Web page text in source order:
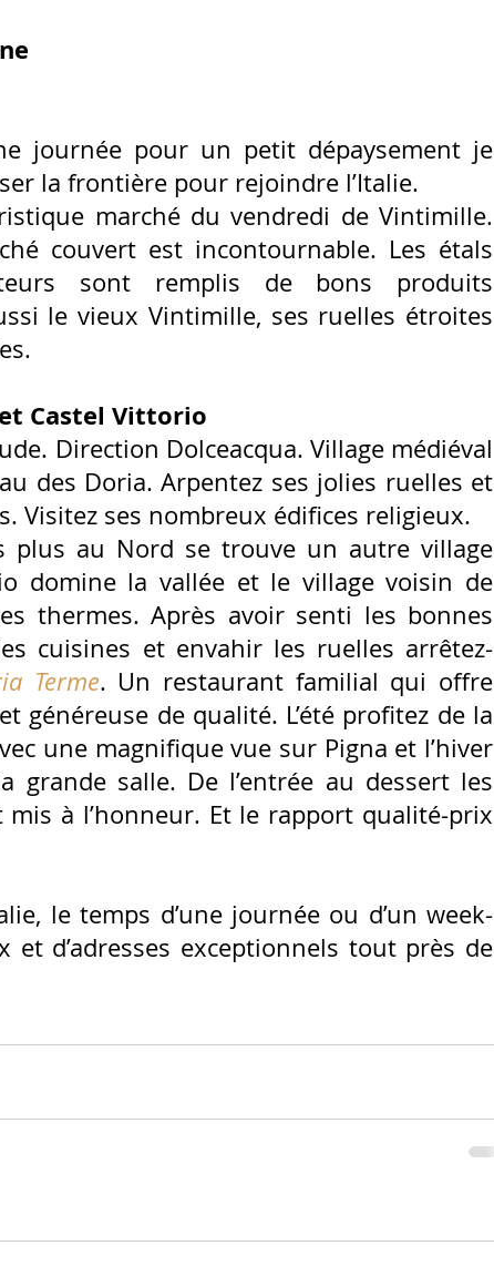
journée pour un petit dépaysement je
la frontière pour rejoindre l’Italie.
marché du vendredi de Vintimille.
couvert est incontournable. Les étals
sont remplis de bons produits
le vieux Vintimille, ses ruelles étroites
Castel Vittorio
Direction Dolceacqua. Village médiéval
des Doria. Arpentez ses jolies ruelles et
Visitez ses nombreux édifices religieux.
plus au Nord se trouve un autre village
domine la vallée et le village voisin de
thermes. Après avoir senti les bonnes
cuisines et envahir les ruelles arrêtez-
Terme. Un restaurant familial qui offre
généreuse de qualité. L’été profitez de la
une magnifique vue sur Pigna et l’hiver
grande salle. De l’entrée au dessert les
à l’honneur. Et le rapport qualité-prix
le temps d’une journée ou d’un week-
et d’adresses exceptionnels tout près de